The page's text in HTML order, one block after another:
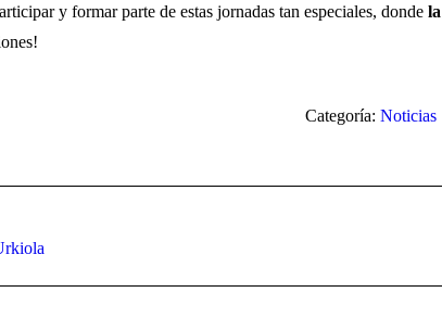
y formar parte de estas jornadas tan especiales, donde
Categoría: Noticias